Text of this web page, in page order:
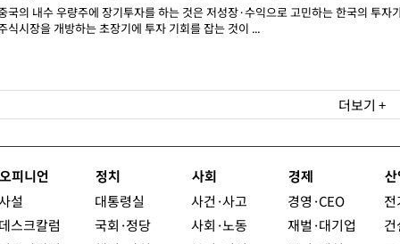
국의 내수 우량주에 장기투자를 하는 것은 저성장·수익으로 고민하는 한국의 투
식시장을 개방하는 초장기에 투자 기회를 잡는 것이 ...
더보기 +
피니언
설
스크칼럼
정치
대통령실
국회·정당
사회
사건·사고
사회·노동
경제
경영·CEO
재벌·대기업
산